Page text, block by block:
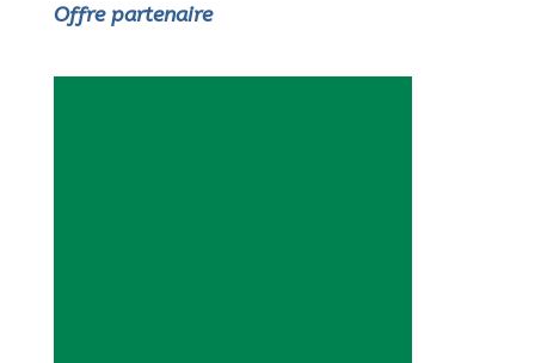
Offre partenaire